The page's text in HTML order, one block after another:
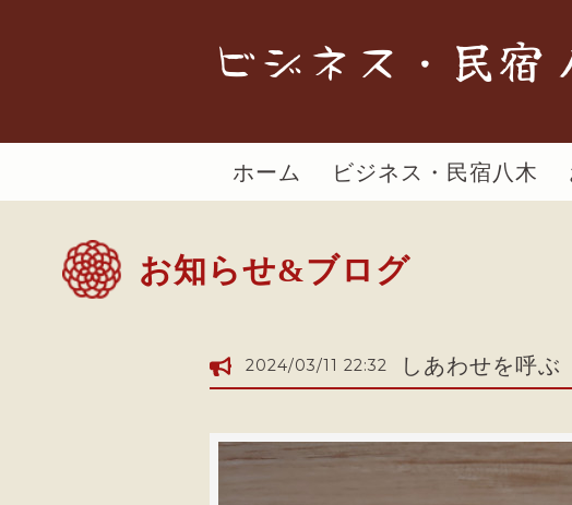
ビジネス・民宿
ホーム ビジネス・民宿八木
お知らせ&ブログ
2024/03/11 22:32 しあわせを呼